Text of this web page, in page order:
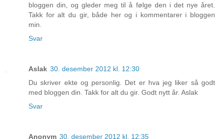
bloggen din, og gleder meg til å følge den i det nye året.
Takk for alt du gir, både her og i kommentarer i bloggen
min.
Svar
Aslak 30. desember 2012 kl. 12:30
Du skriver ekte og personlig. Det er hva jeg liker så godt
med bloggen din. Takk for alt du gir. Godt nytt år. Aslak
Svar
Anonym 30. desember 2012 kl. 12:35